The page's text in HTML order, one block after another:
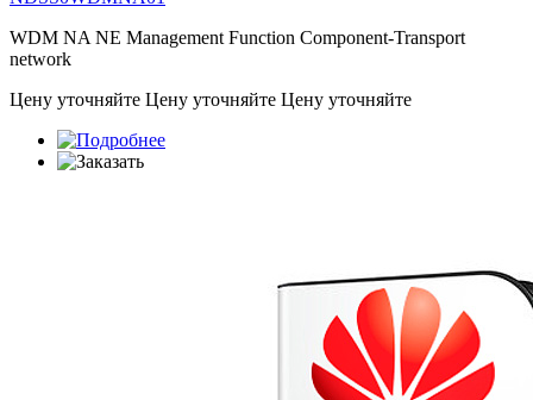
WDM NA NE Management Function Component-Transport
network
Цену уточняйте Цену уточняйте Цену уточняйте